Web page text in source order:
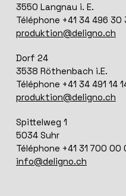
3550 Langnau i. E.
Téléphone +41 34 496 30
produktion@deligno.ch
Dorf 24
3538 Röthenbach i.E.
Téléphone +41 34 491 14
produktion@deligno.ch
Spittelweg 1
5034 Suhr
Téléphone +41 31 700 00
info@deligno.ch